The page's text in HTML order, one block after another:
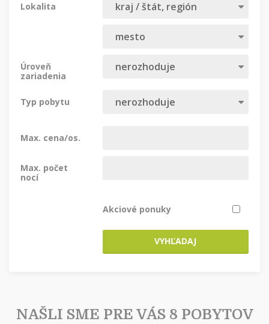
Lokalita
Úroveň
zariadenia
Typ pobytu
Max. cena/os.
Max. počet
nocí
Akciové ponuky
VYHĽADAJ
NAŠLI SME PRE VÁS 8 POBYTOV